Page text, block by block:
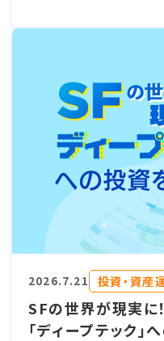
2026.7.21 投資・資産
SFの世界が現実に
「ディープテック」